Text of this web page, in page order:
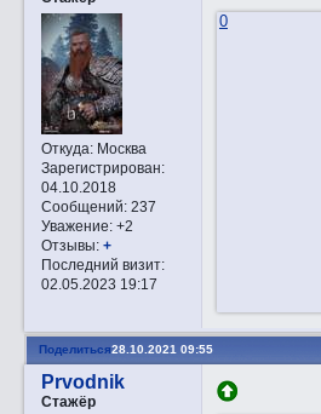
Откуда:Москва
Зарегистрирован:
04.10.2018
Сообщений:237
Уважение: +2
Отзывы: +
Последний визит:
02.05.2023 19:17
0
Поделиться28.10.2021 09:55
Prvodnik
Стажёр